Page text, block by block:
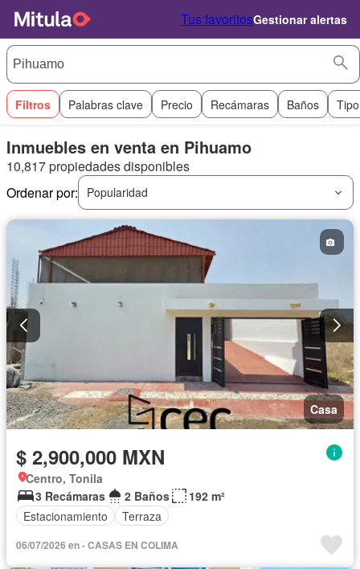
Tus favoritosGestionar alertas
Filtros Palabras clave Precio Recámaras Baños
Inmuebles en venta en Pihuamo
10,817 propiedades disponibles
Ordenar por:
Popularidad
Casa
$ 2,900,000 MXN
Centro, Tonila
3 Recámaras
2 Baños
192 m²
Estacionamiento
Terraza
06/07/2026 en - CASAS EN COLIMA